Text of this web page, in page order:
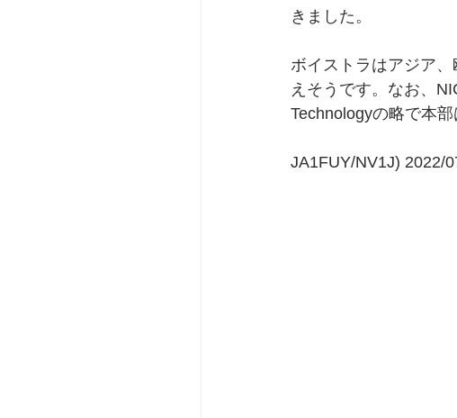
きました。
ボイストラはアジア
えそうです。なお、
Technologyの略で本
JA1FUY/NV1J) 2022/